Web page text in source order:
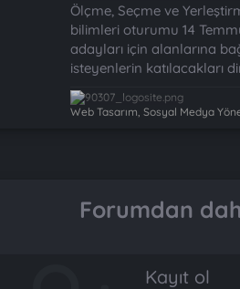
Ölçme, Seçme ve
bilimleri oturumu 14
adayları için alanlarına
isteyenlerin katılacakları
Web Tasarım, Sosyal Medya
Forumdan
Kayıt ol